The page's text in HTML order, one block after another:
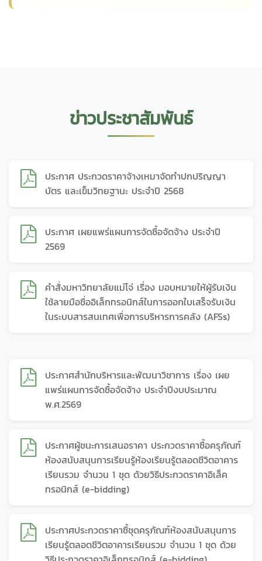
ข่าวประชาสัมพันธ์
ประกาศ ประกวดราคาจ้างเหมาจัดทำปกปริญญา
บัตร และเข็มวิทยฐานะ ประจำปี 2568
ประกาศ เผยแพร่แผนการจัดซื้อจัดจ้าง ประจำปี
2569
คำสั่งมหาวิทยาลัยแม่โจ่ เรื่อง มอบหมายให้ผู้รับเงิน
ใช้ลายมือชื่ออิเล็กทรอนิกส์ในการออกใบเสร็จรับเงิน
ในระบบสารสนเทศเพื่อการบริหารการคลัง (AFSs)
ประกาศสำนักบริหารและพัฒนาวิชาการ เรื่อง เผย
แพร่แผนการจัดซื้อจัดจ้าง ประจำปีงบประมาณ
พ.ศ.2569
ประกาศผู้ชนะการเสนอราคา ประกวดราคาซื้อครุภัณฑ์
ห้องสนับสนุนการเรียนรู้ห้องเรียนรู้ตลอดชีวิตอาคาร
เรียนรวม จำนวน 1 ชุด ด้วยวิธีประกวดราคาอิเล็ค
ทรอนิกส์ (e-bidding)
ประกาศประกวดราคาซื้ชุดครุภัณฑ์ห้องสนับสนุนการ
เรียนรู้ตลอดชีวิตอาคารเรียนรวม จำนวน 1 ชุด ด้วย